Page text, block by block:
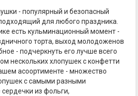
- популярный и безопасный
для любого праздника.
есть кульминационный момент -
торта, выход молодоженов
- подчеркнуть его лучше всего
нескольких хлопушек с конфетти
асоортименте - множество
с самыми разными
из фольги,